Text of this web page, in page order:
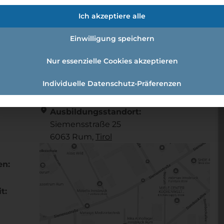
d)
(m/w/d)
location_on Ausbildungsstandort:
Siemensstraße 25
6063 Rum, Tirol
Ich akzeptiere alle
Einwilligung speichern
Nur essenzielle Cookies akzeptieren
Individuelle Datenschutz-Präferenzen